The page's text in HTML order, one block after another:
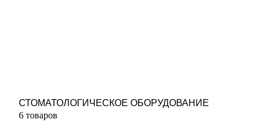
СТОМАТОЛОГИЧЕСКОЕ ОБОРУДОВАНИЕ
6 товаров